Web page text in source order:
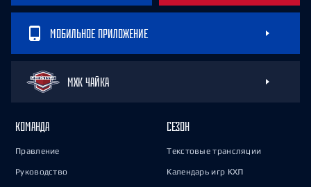
МОБИЛЬНОЕ ПРИЛОЖЕНИЕ
МХК ЧАЙКА
КОМАНДА
Правление
Руководство
СЕЗОН
Текстовые трансляции
Календарь игр КХЛ